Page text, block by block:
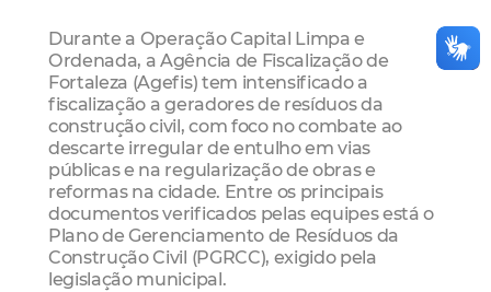
Durante a Operação Capital Limpa e
Ordenada, a Agência de Fiscalização de
Fortaleza (Agefis) tem intensificado a
fiscalização a geradores de resíduos da
construção civil, com foco no combate ao
descarte irregular de entulho em vias
públicas e na regularização de obras e
reformas na cidade. Entre os principais
documentos verificados pelas equipes está o
Plano de Gerenciamento de Resíduos da
Construção Civil (PGRCC), exigido pela
legislação municipal.